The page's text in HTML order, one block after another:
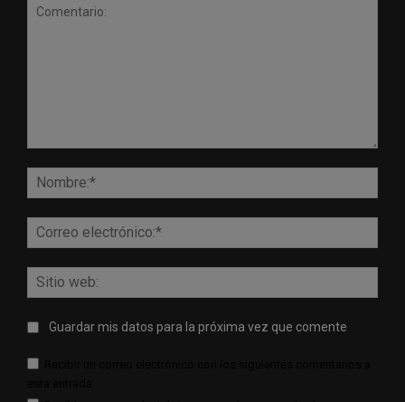
Guardar mis datos para la próxima vez que comente